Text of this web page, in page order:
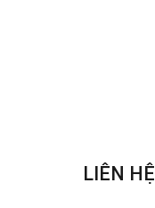
LIÊN HỆ